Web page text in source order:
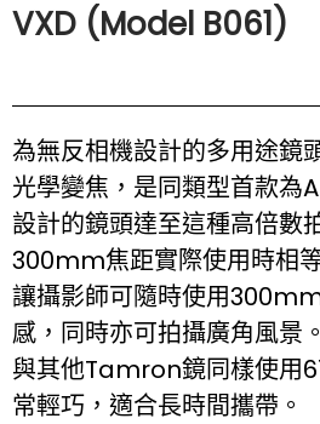
VXD (Model B061)
為無反相機設計的多用途鏡
光學變焦，是同類型首款為
設計的鏡頭達至這種高倍數
300mm焦距實際使用時相
讓攝影師可隨時使用
感，同時亦可拍攝廣角風景
與其他Tamron鏡同樣使用
常輕巧，適合長時間攜帶。